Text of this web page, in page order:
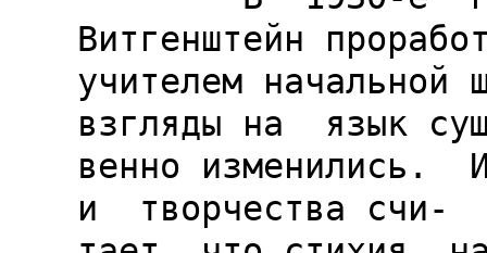
Витгенштейн
учителем
взгляды на  язык
венно изменились.
и  творчества счи-